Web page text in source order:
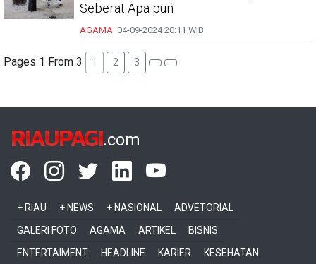
Seberat Apa pun'
AGAMA 04-09-202420:11 WIB
Pages 1 From 3 1 2 3
RIAUPAGI.com
+ RIAU + NEWS + NASIONAL
ADVETORIAL
GALERI FOTO
AGAMA ARTIKEL
BISNIS
ENTERTAIMENT
HEADLINE KARIER KESEHATAN